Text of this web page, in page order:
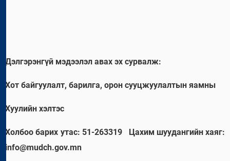
Дэлгэрэнгүй мэдээлэл авах эх сурвалж:
Хот байгуулалт, барилга, орон сууцжуулалтын яамны
Хуулийн хэлтэс
Холбоо барих утас: 51-263319
Цахим шуудангийн хаяг:
info@mudch.gov.mn